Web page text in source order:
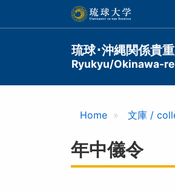
ン
琉球･沖縄関係貴
Ryukyu/Okinawa-
Main
navigation
Home 文庫 /
年中儀令